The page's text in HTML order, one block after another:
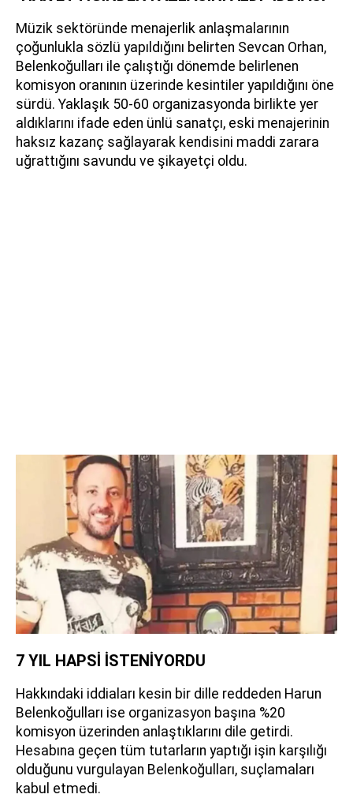
Müzik sektöründe menajerlik anlaşmalarının
çoğunlukla sözlü yapıldığını belirten Sevcan Orhan,
Belenkoğulları ile çalıştığı dönemde belirlenen
komisyon oranının üzerinde kesintiler yapıldığını öne
sürdü. Yaklaşık 50-60 organizasyonda birlikte yer
aldıklarını ifade eden ünlü sanatçı, eski menajerinin
haksız kazanç sağlayarak kendisini maddi zarara
uğrattığını savundu ve şikayetçi oldu.
7 YIL HAPSİ İSTENİYORDU
Hakkındaki iddiaları kesin bir dille reddeden Harun
Belenkoğulları ise organizasyon başına %20
komisyon üzerinden anlaştıklarını dile getirdi.
Hesabına geçen tüm tutarların yaptığı işin karşılığı
olduğunu vurgulayan Belenkoğulları, suçlamaları
kabul etmedi.